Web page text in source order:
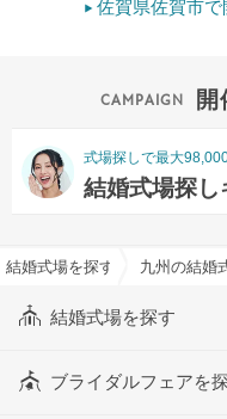
佐賀県佐賀市
式場探しで最大
結婚式場探し
結婚式場を探すならハナユメ
九州の結婚
結婚式場を探す
ブライダルフェアを